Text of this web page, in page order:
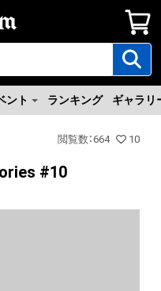
ント ランキング ギャラリ
閲覧数 ：664 10
#10